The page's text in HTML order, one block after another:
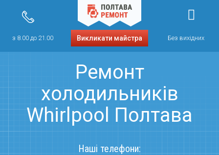
з 8.00 до 21.00 Викликати майстра Без вихідних
Ремонт
холодильників
Whirlpool Полтава
Наші телефони: